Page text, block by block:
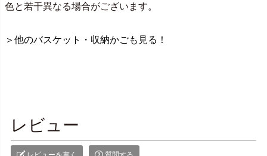
色と若干異なる場合がございます。
＞他のバスケット・収納かごも見る！
レビュー